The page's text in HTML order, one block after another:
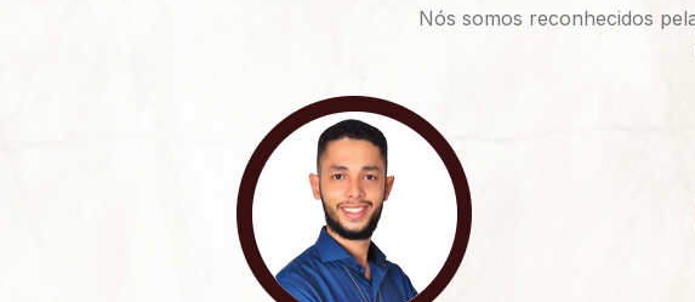
Nós somos reconhecidos